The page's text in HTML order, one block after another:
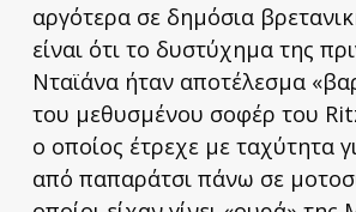
αργότερα σε δημόσια
είναι ότι το δυστύχημα της
Νταϊάνα ήταν αποτέλεσμα
του μεθυσμένου σοφέρ του
ο οποίος έτρεχε με ταχύτητα
από παπαράτσι πάνω σε